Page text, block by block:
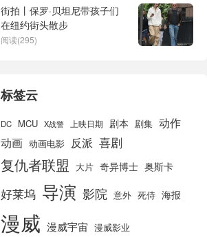
街拍丨保罗·贝坦尼带孩子们
在纽约街头散步
阅读(295)
标签云
DC MCU X战警 上映日期 剧本 剧集 动作
动画 动画电影 反派 喜剧
复仇者联盟 大片 奇异博士 奥斯卡
好莱坞 导演 影院 意外 死侍 海报
漫威 漫威宇宙 漫威影业